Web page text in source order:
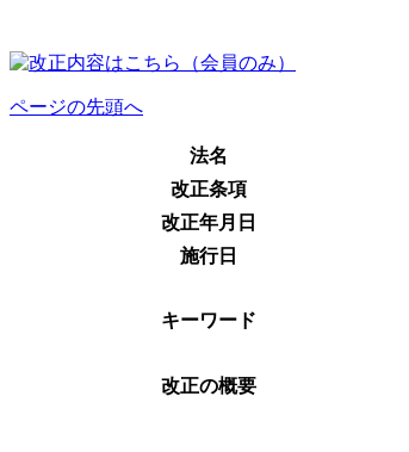
ページの先頭へ
法名
改正条項
改正年月日
施行日
キーワード
改正の概要